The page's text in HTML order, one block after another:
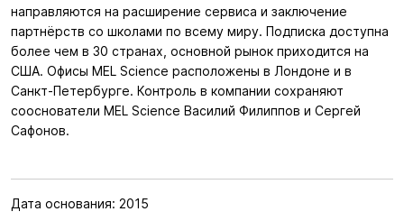
направляются на расширение сервиса и заключение
партнёрств со школами по всему миру. Подписка доступна
более чем в 30 странах, основной рынок приходится на
США. Офисы MEL Science расположены в Лондоне и в
Санкт-Петербурге. Контроль в компании сохраняют
сооснователи MEL Science Василий Филиппов и Сергей
Сафонов.
Дата основания: 2015